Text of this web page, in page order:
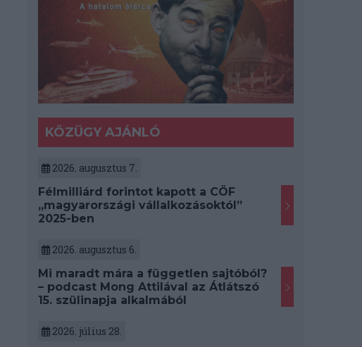
KÖZÜGY AJÁNLÓ
2026. augusztus 7.
Félmilliárd forintot kapott a CÖF
„magyarországi vállalkozásoktól”
2025-ben
2026. augusztus 6.
Mi maradt mára a független sajtóból?
– podcast Mong Attilával az Átlátszó
15. szülinapja alkalmából
2026. július 28.